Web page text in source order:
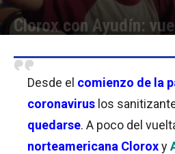
Clorox con Ayudín:
Desde el comienzo de la
coronavirus los
quedarse. A poco del
norteamericana Cloroxy